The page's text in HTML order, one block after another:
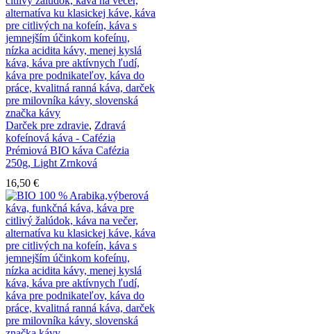
Darček pre zdravie, Zdravá
kofeínová káva - Cafézia
Prémiová BIO káva Cafézia
250g, Light Zrnková
16,50 €